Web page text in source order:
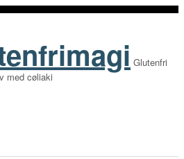
Glutenfri
med cøliaki